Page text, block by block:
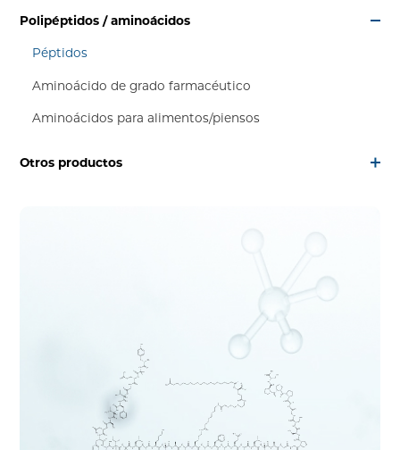
Polipéptidos / aminoácidos
Péptidos
Aminoácido de grado farmacéutico
Aminoácidos para alimentos/piensos
Otros productos